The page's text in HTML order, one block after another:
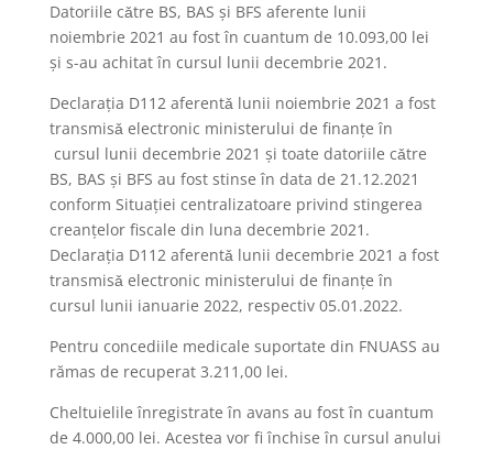
Datoriile cǎtre BS, BAS şi BFS aferente lunii
noiembrie 2021 au fost în cuantum de 10.093,00 lei
şi s-au achitat în cursul lunii decembrie 2021.
Declaraţia D112 aferentǎ lunii noiembrie 2021 a fost
transmisǎ electronic ministerului de finanţe în
cursul lunii decembrie 2021 şi toate datoriile cǎtre
BS, BAS şi BFS au fost stinse în data de 21.12.2021
conform Situaţiei centralizatoare privind stingerea
creanţelor fiscale din luna decembrie 2021.
Declaraţia D112 aferentǎ lunii decembrie 2021 a fost
transmisǎ electronic ministerului de finanţe în
cursul lunii ianuarie 2022, respectiv 05.01.2022.
Pentru concediile medicale suportate din FNUASS au
rămas de recuperat 3.211,00 lei.
Cheltuielile înregistrate în avans au fost în cuantum
de 4.000,00 lei. Acestea vor fi închise în cursul anului